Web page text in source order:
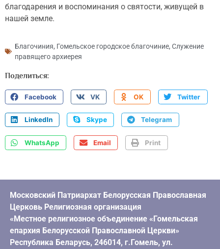
благодарения и воспоминания о святости, живущей в
нашей земле.
Благочиния, Гомельское городское благочиние, Служение
правящего архиерея
Поделиться:
Facebook VK OK Twitter
LinkedIn Skype Telegram
WhatsApp Email Print
Московский Патриархат Белорусская Православная
Церковь Религиозная организация
«Местное религиозное объединение «Гомельская
епархия Белорусской Православной Церкви»
Республика Беларусь, 246014, г.Гомель, ул.